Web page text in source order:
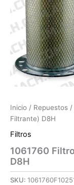
Inicio / Repuestos /
Filtrante) D8H
Filtros
1061760
D8H
SKU: